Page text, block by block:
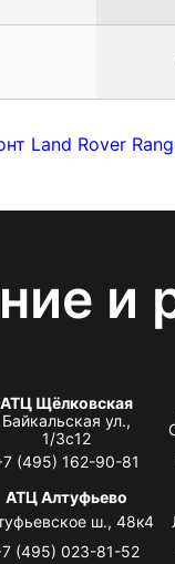
Land Rover
и
АТЦ Щёлковская
Байкальская ул.,
1/3с12
(495) 162-90-81
АТЦ Алтуфьево
ш., 48к4
(495) 023-81-52